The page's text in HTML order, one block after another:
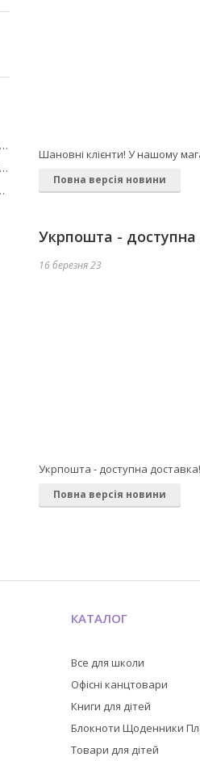
Шановні клієнти! У нашому
Повна версія новини
Укрпошта - доступна
16 березня 23
Укрпошта - доступна доставка!
Повна версія новини
КАТАЛОГ
Все для школи
Офісні канцтовари
Книги для дітей
Блокноти Щоденники
Товари для дітей